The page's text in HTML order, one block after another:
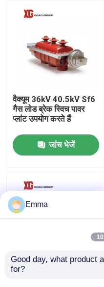
हमारे बारे में
कारखाना भ्रमण
संपर्क करें
एक उद्धरण की विनती करे
एयर लोड ब्रेक स्विच
वैक्यूम 36kV 40.5kV Sf6
गैस लोड ब्रेक स्विच पावर
प्लांट उपयोग करते हैं
जांच भेजें
10kv 11kv 12kv 630A
Emma
Good day, what product
for?